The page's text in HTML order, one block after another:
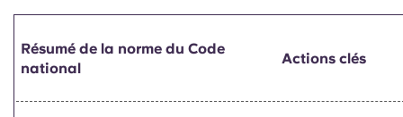
Résumé de la norme du Code
national
Actions clés